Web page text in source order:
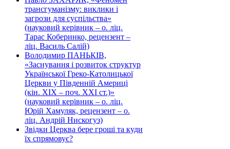
трансгуманізму: виклики і
загрози для суспільства»
(науковий керівник – о. ліц.
Тарас Коберинко, рецензент –
ліц. Василь Салій)
Володимир ПАНЬКІВ,
«Заснування і розвиток структур
Української Греко-Католицької
Церкви у Південній Америці
(кін. ХІХ – поч. ХХІ ст.)»
(науковий керівник – о. ліц.
Юрій Хамуляк, рецензент – о.
ліц. Андрій Нискогуз)
Звідки Церква бере гроші та куди
їх спрямовує?